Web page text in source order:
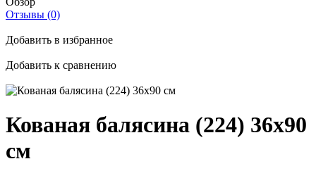
Отзывы (0)
Добавить в избранное
Добавить к сравнению
Кованая балясина (224) 36x90
см